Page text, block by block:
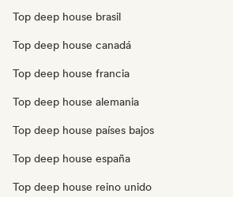
Top deep house brasil
Top deep house canadá
Top deep house francia
Top deep house alemania
Top deep house países bajos
Top deep house españa
Top deep house reino unido